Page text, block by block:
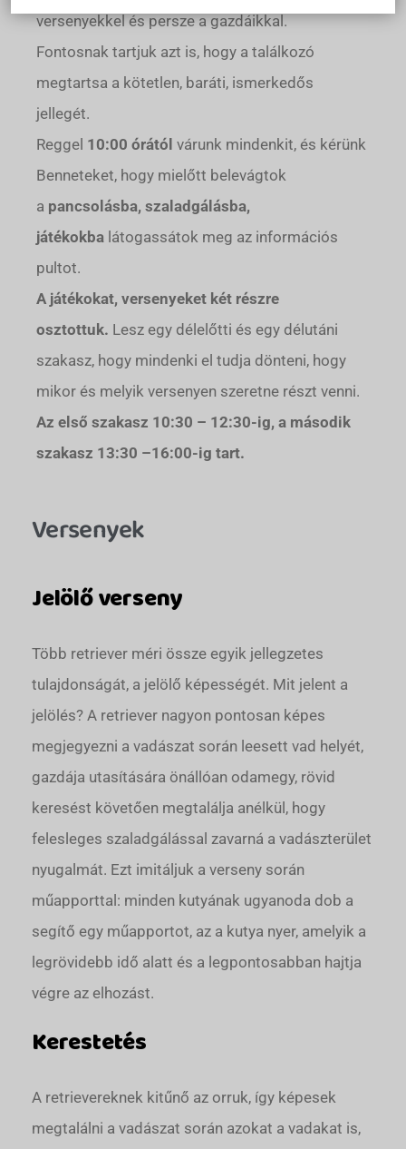
versenyekkel és persze a gazdáikkal.
Fontosnak tartjuk azt is, hogy a találkozó
megtartsa a kötetlen, baráti, ismerkedős
jellegét.
Reggel 10:00 órától várunk mindenkit, és kérünk
Benneteket, hogy mielőtt belevágtok
a pancsolásba, szaladgálásba,
játékokba látogassátok meg az információs
pultot.
A játékokat, versenyeket két részre
osztottuk. Lesz egy délelőtti és egy délutáni
szakasz, hogy mindenki el tudja dönteni, hogy
mikor és melyik versenyen szeretne részt venni.
Az első szakasz 10:30 – 12:30-ig, a második
szakasz 13:30 –16:00-ig tart.
Versenyek
Jelölő verseny
Több retriever méri össze egyik jellegzetes
tulajdonságát, a jelölő képességét. Mit jelent a
jelölés? A retriever nagyon pontosan képes
megjegyezni a vadászat során leesett vad helyét,
gazdája utasítására önállóan odamegy, rövid
keresést követően megtalálja anélkül, hogy
felesleges szaladgálással zavarná a vadászterület
nyugalmát. Ezt imitáljuk a verseny során
műapporttal: minden kutyának ugyanoda dob a
segítő egy műapportot, az a kutya nyer, amelyik a
legrövidebb idő alatt és a legpontosabban hajtja
végre az elhozást.
Kerestetés
A retrievereknek kitűnő az orruk, így képesek
megtalálni a vadászat során azokat a vadakat is,